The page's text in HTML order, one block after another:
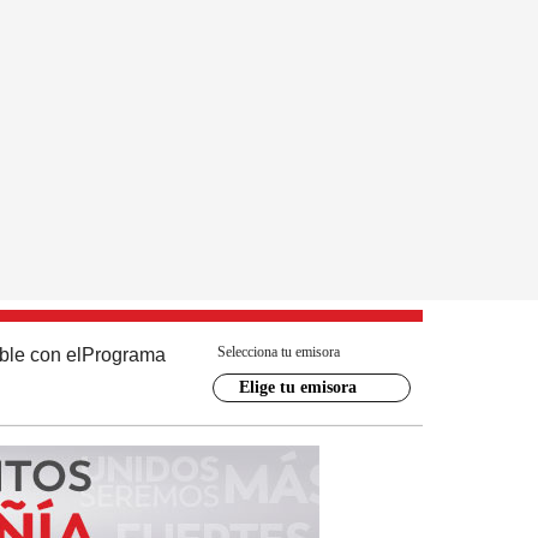
con el Programa Selecciona tu emisora
Elige tu emisora